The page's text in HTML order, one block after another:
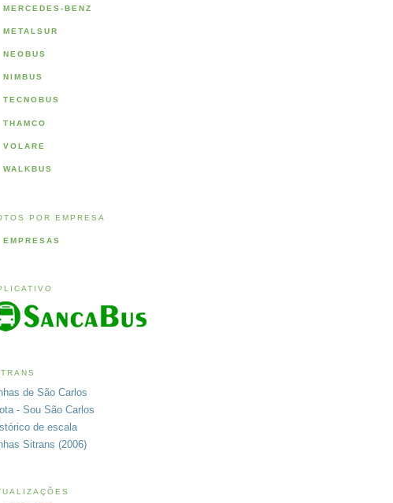
MERCEDES-BENZ
METALSUR
NEOBUS
NIMBUS
TECNOBUS
THAMCO
VOLARE
WALKBUS
POR EMPRESA
EMPRESAS
de São Carlos
- Sou São Carlos
de escala
Sitrans (2006)